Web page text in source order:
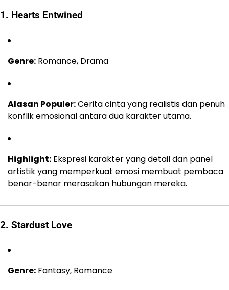
1. Hearts Entwined
Genre: Romance, Drama
Alasan Populer:Cerita cinta yang realistis dan penuh
konflik emosional antara dua karakter utama.
Highlight: Ekspresi karakter yang detail dan panel
artistik yang memperkuat emosi membuat pembaca
benar-benar merasakan hubungan mereka.
2. Stardust Love
Genre: Fantasy, Romance